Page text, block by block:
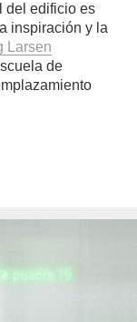
del edificio es
inspiración y la
Larsen
de
redaccion/